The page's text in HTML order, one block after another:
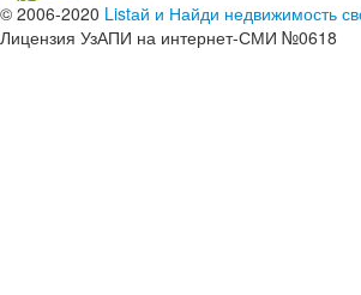
© 2006-2020 Listай и Найди недвижимость
Лицензия УзАПИ на интернет-СМИ №0618